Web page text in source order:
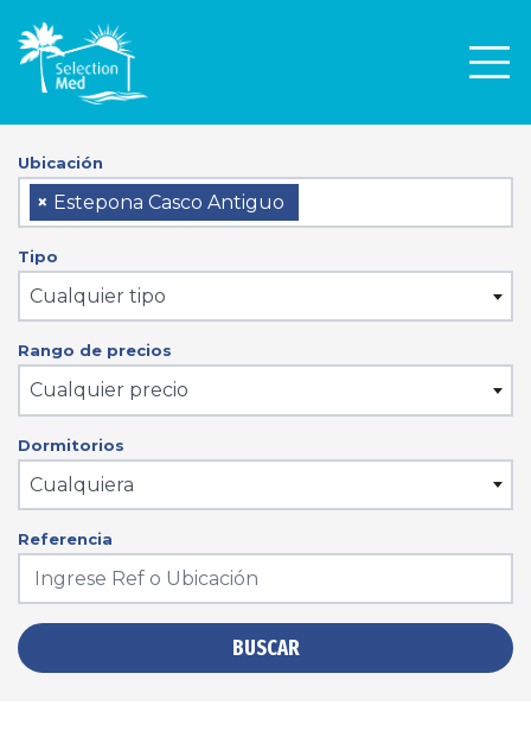
Ubicación
× Estepona Casco Antiguo
Tipo
Cualquier tipo
Rango de precios
Cualquier precio
Dormitorios
Cualquiera
Referencia
BUSCAR